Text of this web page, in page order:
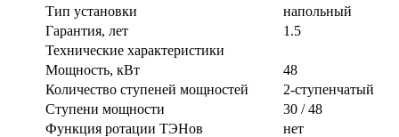
Тип установки
напольный
Гарантия, лет
1.5
Технические характеристики
Мощность, кВт
48
Количество ступеней мощностей
2-ступенчатый
Ступени мощности
30 / 48
Функция ротации ТЭНов
нет